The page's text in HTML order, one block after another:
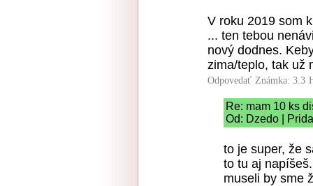
V roku 2019 som
... ten tebou
nový dodnes.
zima/teplo, tak už
Odpovedať Známka: 3.3
Re: mam 10 ks
Od: Dzedo |
to je super, že
to tu aj
museli by sme